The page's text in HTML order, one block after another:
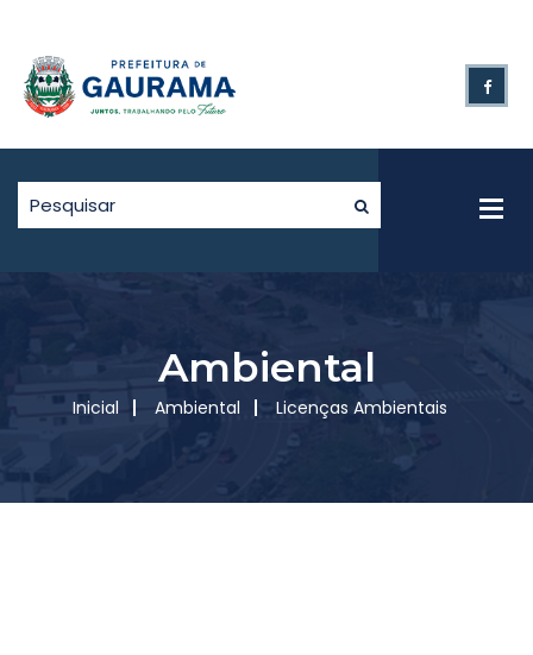
Ambiental
Inicial Ambiental Licenças Ambientais